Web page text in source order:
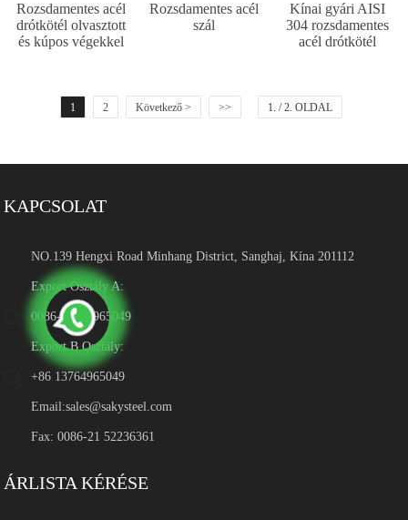
Rozsdamentes acél
drótkötél olvasztott
és kúpos végekkel
Rozsdamentes acél
szál
Kínai gyári AISI
304 rozsdamentes
acél drótkötél
1 2 Következő > >> 1. / 2. OLDAL
KAPCSOLAT
NO.139 Hengxi Road Minhang District, Sanghaj, Kína 201112
Export Osztály A:
0086-13764965049
Export B Osztály:
+86 13764965049
Email:sales@sakysteel.com
Fax: 0086-21 52236361
ÁRLISTA KÉRÉSE